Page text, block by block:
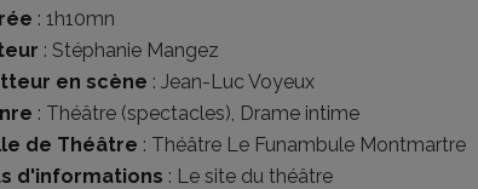
: 1h10mn
: Stéphanie Mangez
en scène : Jean-Luc Voyeux
: Théâtre (spectacles), Drame intime
de Théâtre : Théâtre Le Funambule Montmartre
d'informations : Le site du théâtre